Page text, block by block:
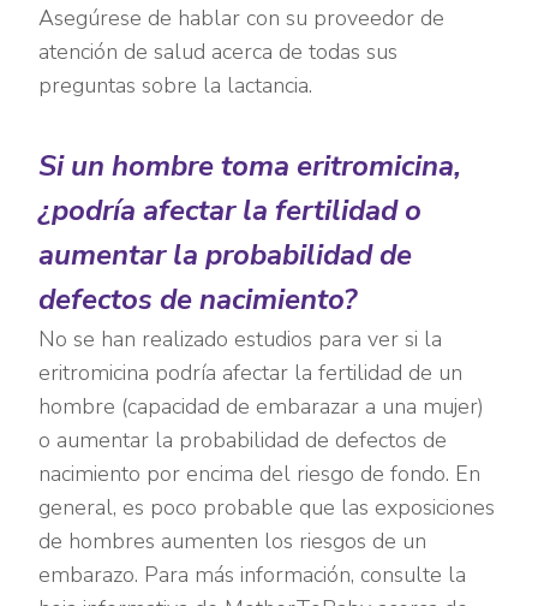
Asegúrese de hablar con su proveedor de
atención de salud acerca de todas sus
preguntas sobre la lactancia.
Si un hombre toma eritromicina,
¿podría afectar la fertilidad o
aumentar la probabilidad de
defectos de nacimiento?
No se han realizado estudios para ver si la
eritromicina podría afectar la fertilidad de un
hombre (capacidad de embarazar a una mujer)
o aumentar la probabilidad de defectos de
nacimiento por encima del riesgo de fondo. En
general, es poco probable que las exposiciones
de hombres aumenten los riesgos de un
embarazo. Para más información, consulte la